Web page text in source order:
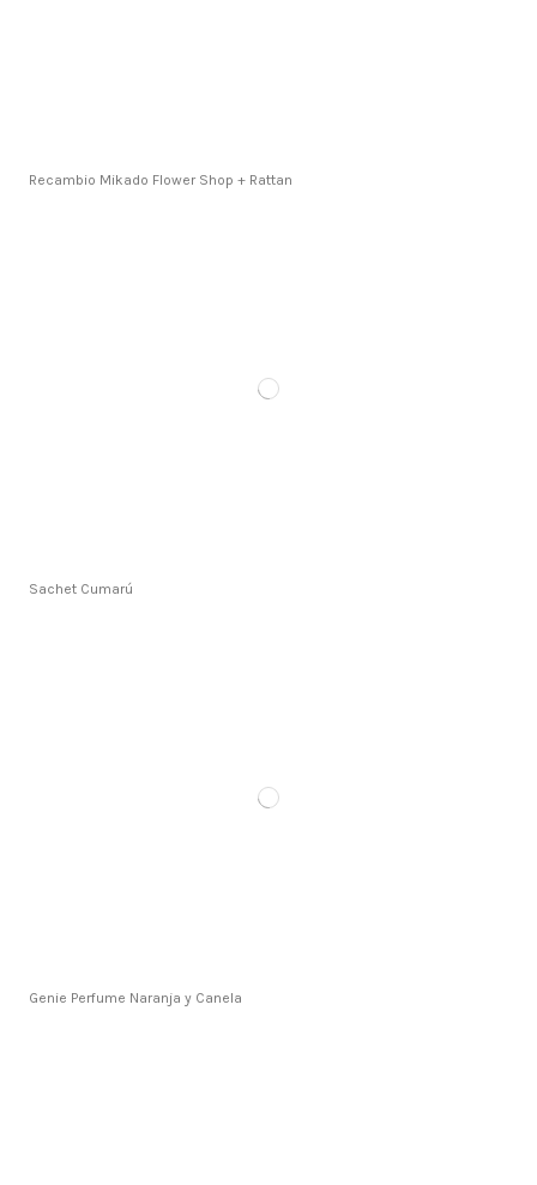
Recambio Mikado Flower Shop + Rattan
Sachet Cumarú
Genie Perfume Naranja y Canela